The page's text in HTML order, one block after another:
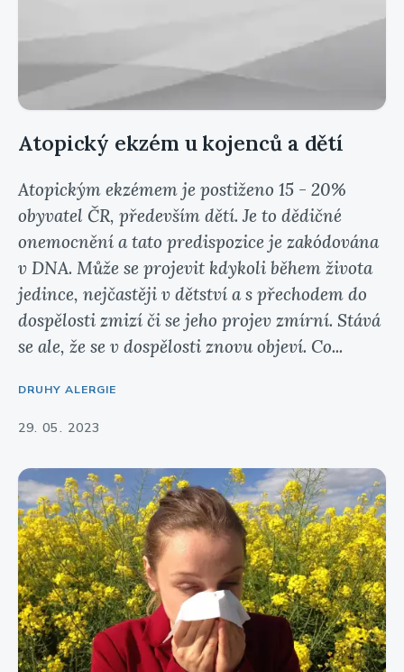
Atopický ekzém u kojenců a dětí
Atopickým ekzémem je postiženo 15 - 20%
obyvatel ČR, především dětí. Je to dědičné
onemocnění a tato predispozice je zakódována
v DNA. Může se projevit kdykoli během života
jedince, nejčastěji v dětství a s přechodem do
dospělosti zmizí či se jeho projev zmírní. Stává
se ale, že se v dospělosti znovu objeví. Co...
DRUHY ALERGIE
29. 05. 2023